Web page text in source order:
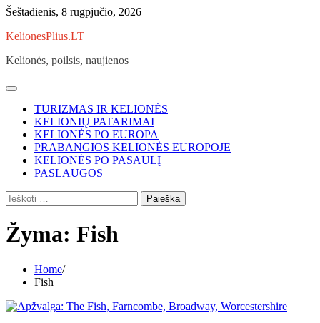
Skip
content
Šeštadienis, 8 rugpjūčio, 2026
KelionesPlius.LT
Kelionės, poilsis, naujienos
TURIZMAS IR KELIONĖS
KELIONIŲ PATARIMAI
KELIONĖS PO EUROPA
PRABANGIOS KELIONĖS EUROPOJE
KELIONĖS PO PASAULĮ
PASLAUGOS
Ieškoti:
Žyma: Fish
Home
Fish